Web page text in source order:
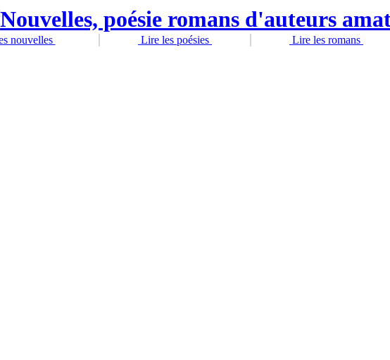
nouvelles Lire les poésies Lire les romans